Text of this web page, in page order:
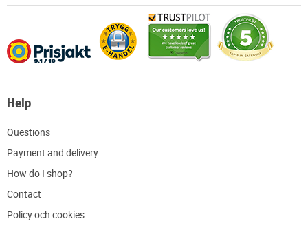
Help
Questions
Payment and delivery
How do I shop?
Contact
Policy och cookies